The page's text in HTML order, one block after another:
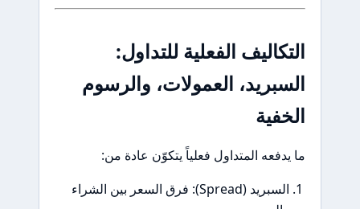
التكاليف الفعلية للتداول:
السبريد، العمولات، والرسوم
الخفية
ما يدفعه المتداول فعلياً يتكوّن عادة من:
السبريد (Spread): فرق السعر بين الشراء